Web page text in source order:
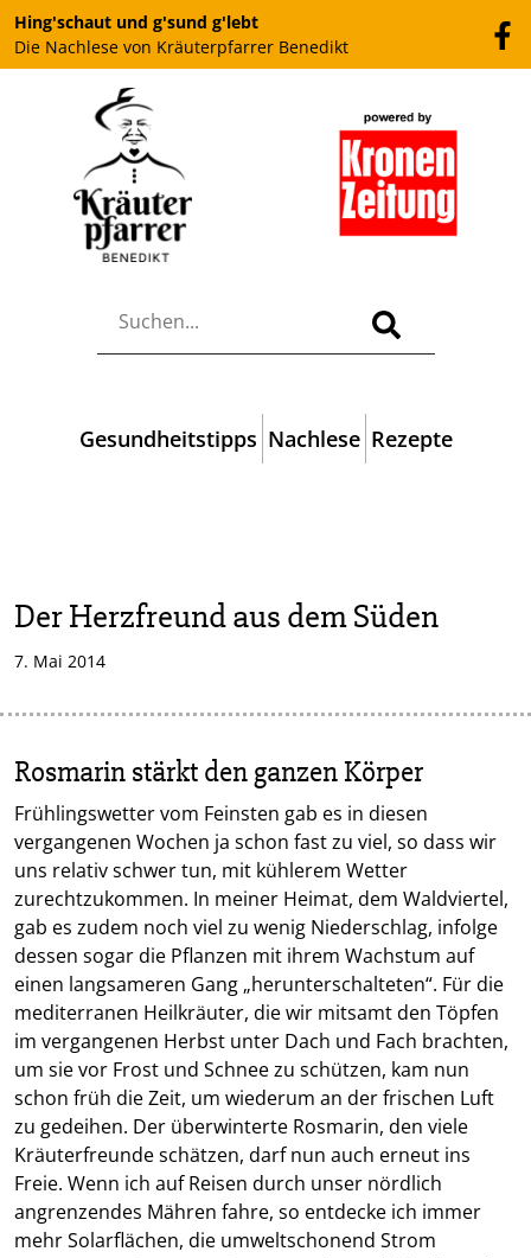
Hing'schaut und g'sund g'lebt
Die Nachlese von Kräuterpfarrer Benedikt
Gesundheitstipps Nachlese Rezepte
Der Herzfreund aus dem Süden
7. Mai 2014
Rosmarin stärkt den ganzen Körper
Frühlingswetter vom Feinsten gab es in diesen
vergangenen Wochen ja schon fast zu viel, so dass wir
uns relativ schwer tun, mit kühlerem Wetter
zurechtzukommen. In meiner Heimat, dem Waldviertel,
gab es zudem noch viel zu wenig Niederschlag, infolge
dessen sogar die Pflanzen mit ihrem Wachstum auf
einen langsameren Gang „herunterschalteten“. Für die
mediterranen Heilkräuter, die wir mitsamt den Töpfen
im vergangenen Herbst unter Dach und Fach brachten,
um sie vor Frost und Schnee zu schützen, kam nun
schon früh die Zeit, um wiederum an der frischen Luft
zu gedeihen. Der überwinterte Rosmarin, den viele
Kräuterfreunde schätzen, darf nun auch erneut ins
Freie. Wenn ich auf Reisen durch unser nördlich
angrenzendes Mähren fahre, so entdecke ich immer
mehr Solarflächen, die umweltschonend Strom